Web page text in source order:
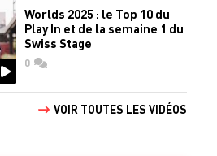
Worlds 2025 : le Top 10 du
Play In et de la semaine 1 du
Swiss Stage
0commentaires
VOIR TOUTES LES VIDÉOS